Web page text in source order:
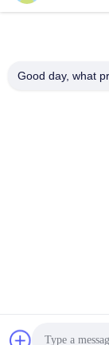
Good day, what